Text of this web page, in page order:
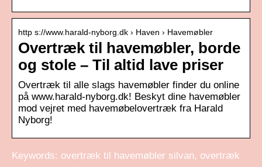
http s://www.harald-nyborg.dk › Haven › Havemøbler
Overtræk til havemøbler, borde
og stole – Til altid lave priser
Overtræk til alle slags havemøbler finder du online
på www.harald-nyborg.dk! Beskyt dine havemøbler
mod vejret med havemøbelovertræk fra Harald
Nyborg!
Keywords: overtræk til havemøbler silvan, overtræk